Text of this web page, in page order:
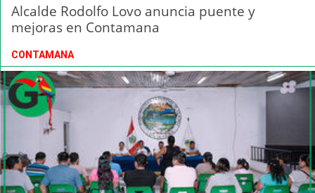
Alcalde Rodolfo Lovo anuncia puente y
mejoras en Contamana
CONTAMANA